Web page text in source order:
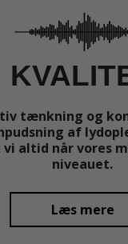
tænkning og
af
altid når vores
niveauet.​
Læs mere